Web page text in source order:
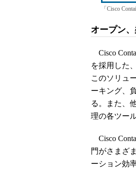
「Cisco
オープン
Cisco
を採用した
このソリュ
ーキング、
る。また、
理の各ツー
Cisco
門がさまざ
ーション効